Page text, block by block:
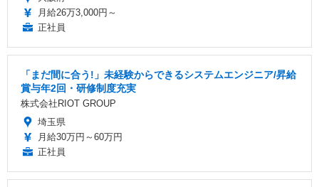
月給26万3,000円～
正社員
「まだ間に合う!」未経験からできるシステムエンジニア/昇給
賞与年2回・研修制度充実
株式会社RIOT GROUP
埼玉県
月給30万円～60万円
正社員